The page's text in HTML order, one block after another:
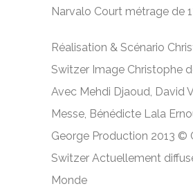
Narvalo Court métrage de
Réalisation & Scénario
Switzer Image Christophe
Avec Mehdi Djaoud, David
Messe, Bénédicte Lala
George Production 2013 ©
Switzer Actuellement
Monde